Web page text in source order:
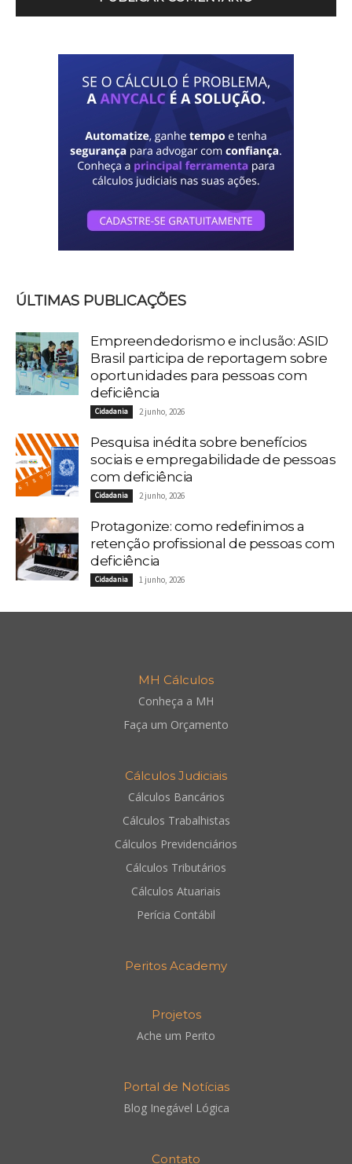
ÚLTIMAS PUBLICAÇÕES
Empreendedorismo e inclusão: ASID
Brasil participa de reportagem sobre
oportunidades para pessoas com
deficiência
Cidadania 2 junho, 2026
Pesquisa inédita sobre benefícios
sociais e empregabilidade de pessoas
com deficiência
Cidadania 2 junho, 2026
Protagonize: como redefinimos a
retenção profissional de pessoas com
deficiência
Cidadania 1 junho, 2026
MH Cálculos
Conheça a MH
Faça um Orçamento
Cálculos Judiciais
Cálculos Bancários
Cálculos Trabalhistas
Cálculos Previdenciários
Cálculos Tributários
Cálculos Atuariais
Perícia Contábil
Peritos Academy
Projetos
Ache um Perito
Portal de Notícias
Blog Inegável Lógica
Contato